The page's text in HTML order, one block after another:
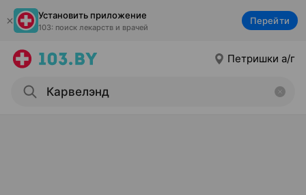
Установить приложение
103: поиск лекарств и врачей
Перейти
Петришки а/г